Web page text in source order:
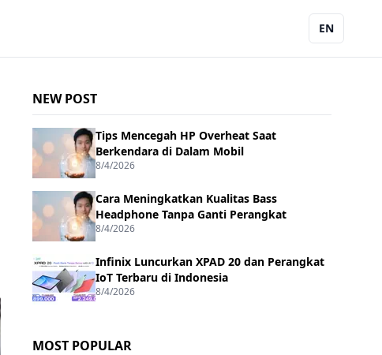
EN
NEW POST
Tips Mencegah HP Overheat Saat
Berkendara di Dalam Mobil
8/4/2026
Cara Meningkatkan Kualitas Bass
Headphone Tanpa Ganti Perangkat
8/4/2026
Infinix Luncurkan XPAD 20 dan Perangkat
IoT Terbaru di Indonesia
8/4/2026
MOST POPULAR